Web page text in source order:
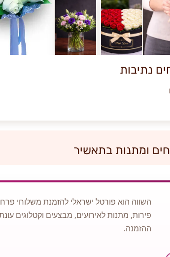
נתיבות
ומתנות בתאשיר
השווה הוא פורטל ישראלי להזמנת משלוחי
פירות, מתנות לאירועים, מבצעים וקטלוגים
ההזמנה.